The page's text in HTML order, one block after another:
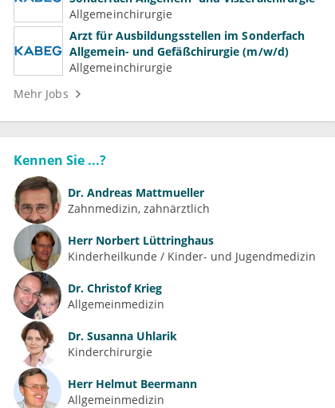
Allgemeinchirurgie
Arzt für Ausbildungsstellen im Sonderfach
Allgemein- und Gefäßchirurgie (m/w/d)
Allgemeinchirurgie
Mehr Jobs
Kennen Sie ...?
Dr. Andreas Mattmueller
Zahnmedizin, zahnärztlich
Herr Norbert Lüttringhaus
Kinderheilkunde / Kinder- und Jugendmedizin
Dr. Christof Krieg
Allgemeinmedizin
Dr. Susanna Uhlarik
Kinderchirurgie
Herr Helmut Beermann
Allgemeinmedizin